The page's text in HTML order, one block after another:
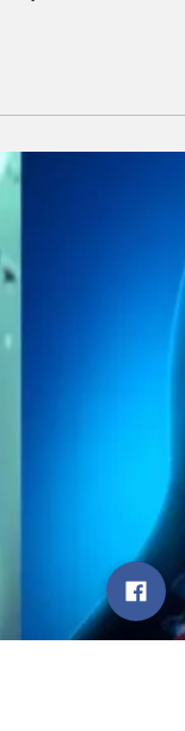
read
वारियर्स की